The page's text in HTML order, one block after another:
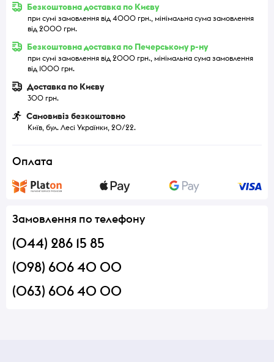
Безкоштовна доставка по Києву
при сумі замовлення від 4000 грн., мінімальна сума замовлення
від 2000 грн.
Безкоштовна доставка по Печерському р-ну
при сумі замовлення від 2000 грн., мінімальна сума замовлення
від 1000 грн.
Доставка по Києву
300 грн.
Самовивіз безкоштовно
Київ, бул. Лесі Українки, 20/22.
Оплата
Замовлення по телефону
(044) 286 15 85
(098) 606 40 00
(063) 606 40 00